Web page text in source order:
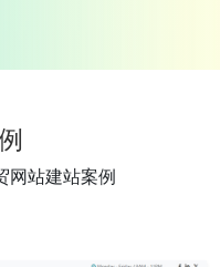
网站建站案例